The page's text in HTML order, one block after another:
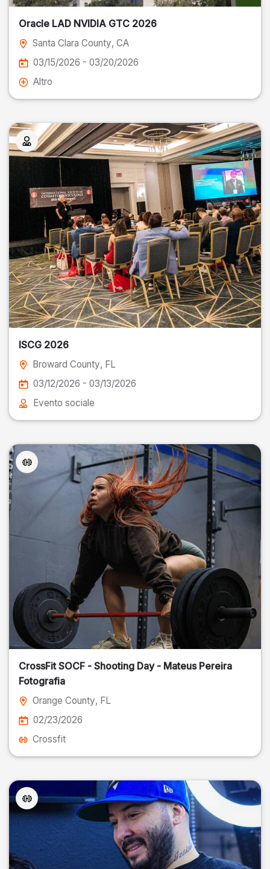
Oracle LAD NVIDIA GTC 2026
Santa Clara County, CA
03/15/2026 - 03/20/2026
Altro
ISCG 2026
Broward County, FL
03/12/2026 - 03/13/2026
Evento sociale
CrossFit SOCF - Shooting Day - Mateus Pereira
Fotografia
Orange County, FL
02/23/2026
Crossfit